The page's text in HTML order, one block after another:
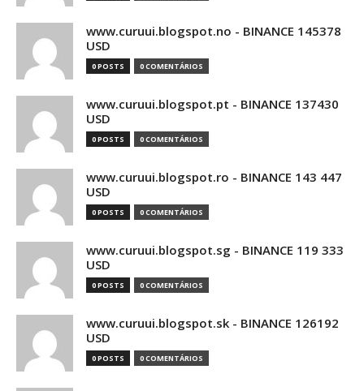
www.curuui.blogspot.no - BINANCE 145378
USD
0 POSTS 0 COMENTÁRIOS
www.curuui.blogspot.pt - BINANCE 137430
USD
0 POSTS 0 COMENTÁRIOS
www.curuui.blogspot.ro - BINANCE 143 447
USD
0 POSTS 0 COMENTÁRIOS
www.curuui.blogspot.sg - BINANCE 119 333
USD
0 POSTS 0 COMENTÁRIOS
www.curuui.blogspot.sk - BINANCE 126192
USD
0 POSTS 0 COMENTÁRIOS